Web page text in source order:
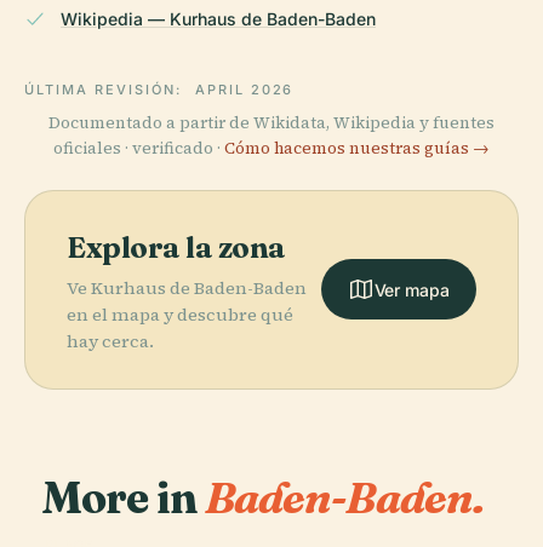
Wikipedia — Kurhaus de Baden-Baden
ÚLTIMA REVISIÓN: APRIL 2026
Documentado a partir de Wikidata, Wikipedia y fuentes
oficiales · verificado · Cómo hacemos nuestras guías →
Explora la zona
Ve Kurhaus de Baden-Baden
en el mapa y descubre qué
hay cerca.
Ver mapa
More inBaden-Baden.